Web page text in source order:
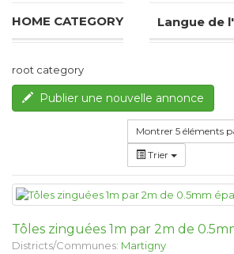
HOME CATEGORY Langue de
root category
Publier une nouvelle annonce
Montrer 5 éléments
Trier
Tôles zinguées 1m par 2m de
Districts/Communes: Martigny